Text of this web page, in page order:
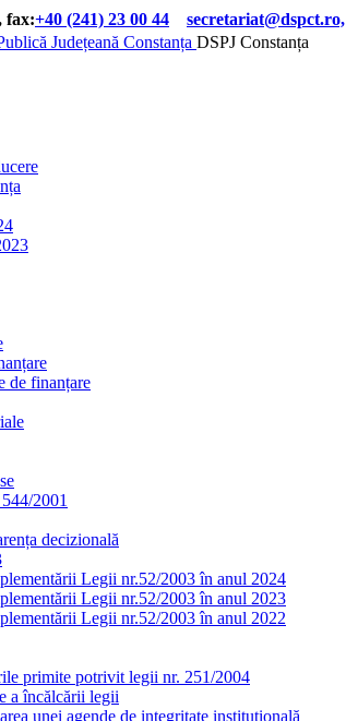
fax:+40 (241) 23 00 44 secretariat@dspct.ro,
DSPJ Constanța
de finanțare
2001
decizională
Legii nr.52/2003 în anul 2024
Legii nr.52/2003 în anul 2023
Legii nr.52/2003 în anul 2022
primite potrivit legii nr. 251/2004
a încălcării legii
unei agende de integritate instituțională